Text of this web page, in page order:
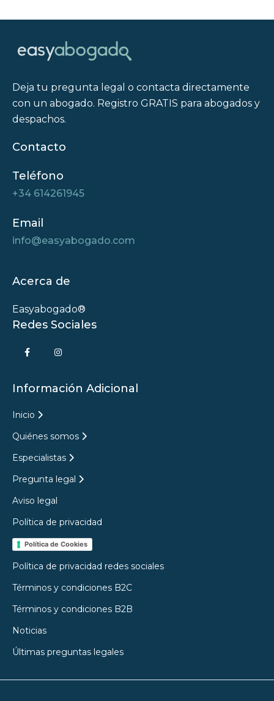
Deja tu pregunta legal o contacta directamente
con un abogado. Registro GRATIS para abogados y
despachos.
Contacto
Teléfono
+34 614261945
Email
info@easyabogado.com
Acerca de
Easyabogado®
Redes Sociales
Información Adicional
Inicio
Quiénes somos
Especialistas
Pregunta legal
Aviso legal
Política de privacidad
Política de Cookies
Política de privacidad redes sociales
Términos y condiciones B2C
Términos y condiciones B2B
Noticias
Últimas preguntas legales